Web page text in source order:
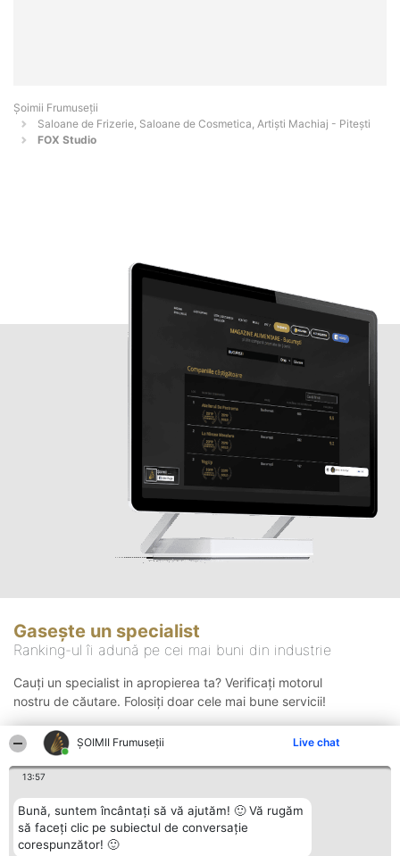
ȘOIMII Frumuseții Live chat
13:57
Bună, suntem încântați să vă ajutăm! 🙂 Vă rugăm
să faceți clic pe subiectul de conversație
corespunzător! 🙂
Șoimii Frumuseții
Saloane de Frizerie, Saloane de Cosmetica, Artiști Machiaj - Piteşti
FOX Studio
Gasește un specialist
Ranking-ul îi adună pe cei mai buni din industrie
Cauți un specialist in apropierea ta? Verificați motorul
nostru de căutare. Folosiți doar cele mai bune servicii!